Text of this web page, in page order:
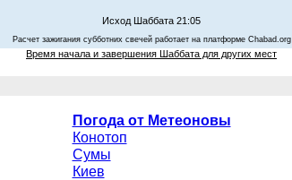
Исход Шаббата 21:05
Расчет зажигания субботних свечей работает на платформе Chabad.org
Время начала и завершения Шаббата для других мест
Погода от Метеоновы
Конотоп
Сумы
Киев